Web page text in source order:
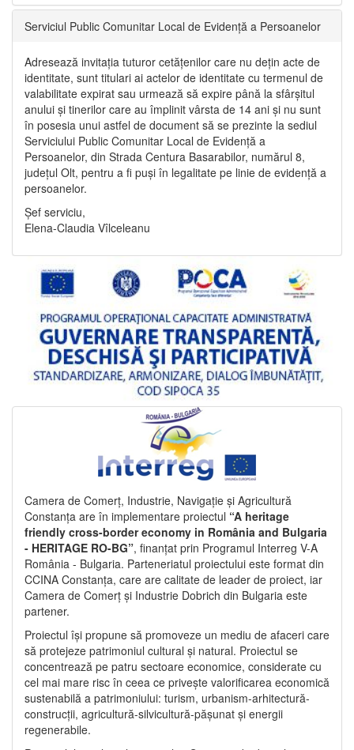
Serviciul Public Comunitar Local de Evidență a Persoanelor
Adresează invitația tuturor cetățenilor care nu dețin acte de
identitate, sunt titulari ai actelor de identitate cu termenul de
valabilitate expirat sau urmează să expire până la sfârșitul
anului și tinerilor care au împlinit vârsta de 14 ani și nu sunt
în posesia unui astfel de document să se prezinte la sediul
Serviciului Public Comunitar Local de Evidență a
Persoanelor, din Strada Centura Basarabilor, numărul 8,
județul Olt, pentru a fi puși în legalitate pe linie de evidență a
persoanelor.
Șef serviciu,
Elena-Claudia Vîlceleanu
Camera de Comerț, Industrie, Navigație și Agricultură
Constanța are în implementare proiectul “A heritage
friendly cross-border economy in România and Bulgaria
- HERITAGE RO-BG”, finanțat prin Programul Interreg V-A
România - Bulgaria. Parteneriatul proiectului este format din
CCINA Constanța, care are calitate de leader de proiect, iar
Camera de Comerț și Industrie Dobrich din Bulgaria este
partener.
Proiectul își propune să promoveze un mediu de afaceri care
să protejeze patrimoniul cultural și natural. Proiectul se
concentrează pe patru sectoare economice, considerate cu
cel mai mare risc în ceea ce privește valorificarea economică
sustenabilă a patrimoniului: turism, urbanism-arhitectură-
construcții, agricultură-silvicultură-pășunat și energii
regenerabile.